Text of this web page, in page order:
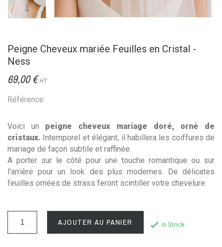
Peigne Cheveux mariée Feuilles en Cristal -
Ness
69,00 € HT
Référence:
Voici un peigne cheveux mariage doré, orné de
cristaux. Intemporel et élégant, il habillera les coiffures de
mariage de façon subtile et raffinée.
A porter sur le côté pour une touche romantique ou sur
l'arrière pour un look des plus modernes. De délicates
feuilles ornées de strass feront scintiller votre chevelure.
AJOUTER AU PANIER In Stock